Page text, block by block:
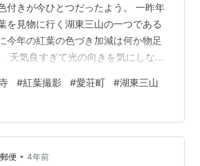
付きが今ひとつだったよう。 一昨年
を見物に行く湖東三山の一つである
今年の紅葉の色づき加減は何か物足
天気良すぎて光の向きを気にしなが
ャッターを切る。 地面に落ちた紅葉
から撮影 この寺は京都の有名な寺院
そこまで多くの観光客は来ないが、
満車。でも駐車待ちになるようなこ
られた。 本殿と三重塔に続く道の脇
#紅葉撮影 #愛荘町 #湖東三山
便 • 4年前